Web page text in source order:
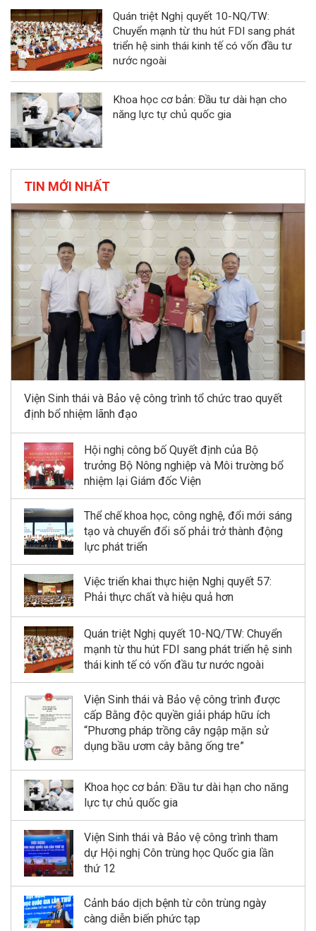
Quán triệt Nghị quyết 10-NQ/TW:
Chuyển mạnh từ thu hút FDI sang phát
triển hệ sinh thái kinh tế có vốn đầu tư
nước ngoài
Khoa học cơ bản: Đầu tư dài hạn cho
năng lực tự chủ quốc gia
TIN MỚI NHẤT
Viện Sinh thái và Bảo vệ công trình tổ chức trao quyết
định bổ nhiệm lãnh đạo
Hội nghị công bố Quyết định của Bộ
trưởng Bộ Nông nghiệp và Môi trường bổ
nhiệm lại Giám đốc Viện
Thể chế khoa học, công nghệ, đổi mới sáng
tạo và chuyển đổi số phải trở thành động
lực phát triển
Việc triển khai thực hiện Nghị quyết 57:
Phải thực chất và hiệu quả hơn
Quán triệt Nghị quyết 10-NQ/TW: Chuyển
mạnh từ thu hút FDI sang phát triển hệ sinh
thái kinh tế có vốn đầu tư nước ngoài
Viện Sinh thái và Bảo vệ công trình được
cấp Bằng độc quyền giải pháp hữu ích
“Phương pháp trồng cây ngập mặn sử
dụng bầu ươm cây bằng ống tre”
Khoa học cơ bản: Đầu tư dài hạn cho năng
lực tự chủ quốc gia
Viện Sinh thái và Bảo vệ công trình tham
dự Hội nghị Côn trùng học Quốc gia lần
thứ 12
Cảnh báo dịch bệnh từ côn trùng ngày
càng diễn biến phức tạp